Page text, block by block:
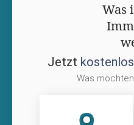
Was
Jetzt kostenlos
Was